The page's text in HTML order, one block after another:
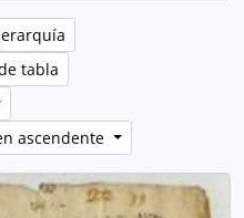
tabla
ascendente